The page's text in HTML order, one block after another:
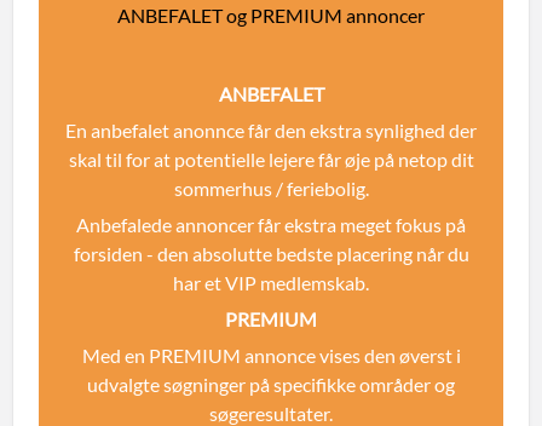
ANBEFALET og PREMIUM annoncer
ANBEFALET
En anbefalet anonnce får den ekstra synlighed der
skal til for at potentielle lejere får øje på netop dit
sommerhus / feriebolig.
Anbefalede annoncer får ekstra meget fokus på
forsiden - den absolutte bedste placering når du
har et VIP medlemskab.
PREMIUM
Med en PREMIUM annonce vises den øverst i
udvalgte søgninger på specifikke områder og
søgeresultater.